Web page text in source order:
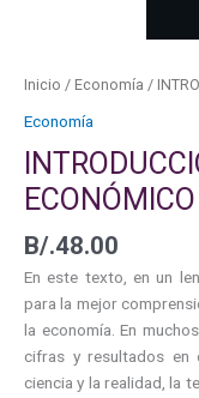
Inicio / Economía /
Economía
ECONÓMICO
B/.48.00
En este texto, en un
para la mejor
la economía. En
cifras y resultados en
ciencia y la realidad, la